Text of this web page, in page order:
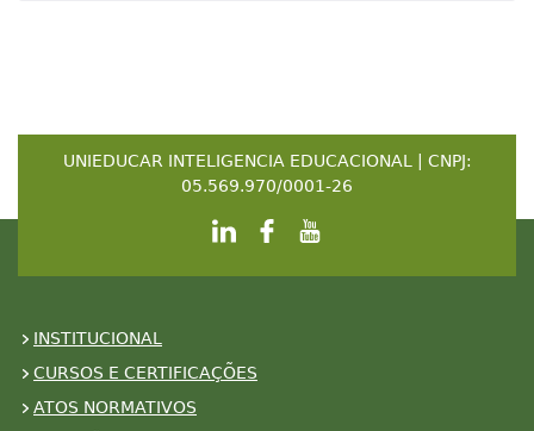
UNIEDUCAR INTELIGENCIA EDUCACIONAL | CNPJ:
05.569.970/0001-26
INSTITUCIONAL
CURSOS E CERTIFICAÇÕES
ATOS NORMATIVOS